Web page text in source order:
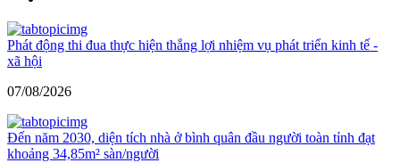
Phát động thi đua thực hiện thắng lợi nhiệm vụ phát triển kinh tế -
xã hội
07/08/2026
Đến năm 2030, diện tích nhà ở bình quân đầu người toàn tỉnh đạt
khoảng 34,85m² sàn/người